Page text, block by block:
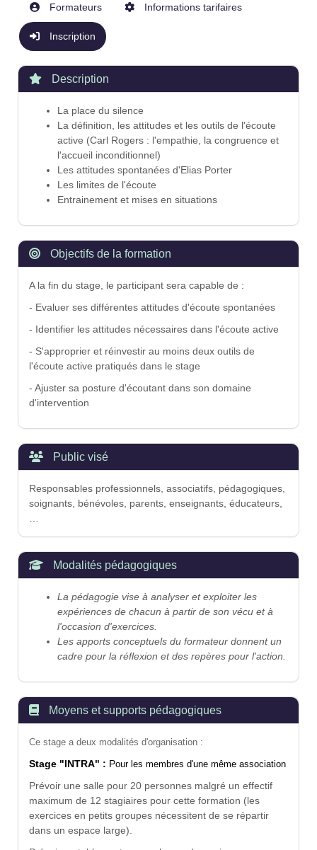
Formateurs Informations tarifaires
Inscription
Description
La place du silence
La définition, les attitudes et les outils de l'écoute
active (Carl Rogers : l'empathie, la congruence et
l'accueil inconditionnel)
Les attitudes spontanées d'Elias Porter
Les limites de l'écoute
Entrainement et mises en situations
Objectifs de la formation
A la fin du stage, le participant sera capable de :
- Evaluer ses différentes attitudes d'écoute spontanées
- Identifier les attitudes nécessaires dans l'écoute active
- S'approprier et réinvestir au moins deux outils de
l'écoute active pratiqués dans le stage
- Ajuster sa posture d'écoutant dans son domaine
d'intervention
Public visé
Responsables professionnels, associatifs, pédagogiques,
soignants, bénévoles, parents, enseignants, éducateurs,
Modalités pédagogiques
La pédagogie vise à analyser et exploiter les
expériences de chacun à partir de son vécu et à
l'occasion d'exercices.
Les apports conceptuels du formateur donnent un
cadre pour la réflexion et des repères pour l'action.
Moyens et supports pédagogiques
Ce stage a deux modalités d'organisation :
Stage "INTRA" : Pour les membres d'une même association
Prévoir une salle pour 20 personnes malgré un effectif
maximum de 12 stagiaires pour cette formation (les
exercices en petits groupes nécessitent de se répartir
dans un espace large).